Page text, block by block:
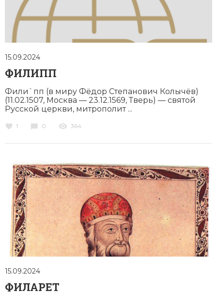
Новая история
Новейшая история
Нумизматика
Образование
Общественные объединения и организации
Россия
Северная Америка
Социально-экономическая история
Специальные исторические дисциплины
СССР
Южная Америка
15.09.2024
ФИЛИПП
Фили`пп (в миру Фёдор Степанович Колычёв)
(11.02.1507, Москва — 23.12.1569, Тверь) — святой
Русской церкви, митрополит ...
1 0 364
15.09.2024
ФИЛАРЕТ